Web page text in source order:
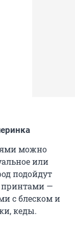
можно
или
подойдут
принтами —
с блеском и
кеды.